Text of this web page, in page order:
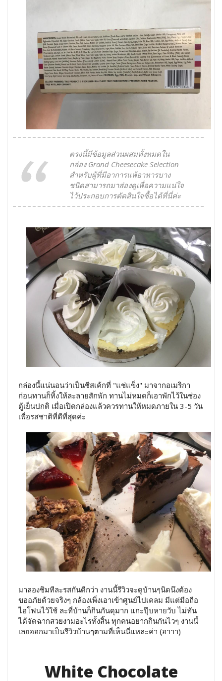
ตรงนี้มีข้อมูลส่วนผสมทั้งหมดใน
กล่อง Grand Cheesecake Selection
สำหรับผู้ที่มีอาการแพ้อาหารบาง
ชนิดสามารถมาส่องดูเพื่อความแน่ใจ
ไว้ประกอบการตัดสินใจซื้อได้ที่นี่ค่ะ
กล่องนี้แน่นอนว่าเป็นชีสเค้กที่ "แช่แข็ง" มาจากอเมริกา
ก่อนทานก็ทิ้งให้ละลายสักพัก ทานไม่หมดก็เอาพักไว้ในช่อง
ตู้เย็นปกติ เมื่อเปิดกล่องแล้วควรทานให้หมดภายใน 3-5 วัน
เพื่อรสชาติที่ดีที่สุดค่ะ
มาลองชิมทีละรสกันดีกว่า งานนี้รีวิวจะดูบ้านๆนิดนึงต้อง
ขออภัยด้วยจริงๆ กล้องเพิ่งเอาเข้าศูนย์ไปเคลม มีแต่มือถือ
ไอโฟนไว้ใช้ ละที่บ้านก็กินกันดุมาก แกะปุ๊บหายวับ ไม่ทัน
ได้จัดฉากสวยงามอะไรทั้งสิ้น ทุกคนอยากกินกันไวๆ งานนี้
เลยออกมาเป็นรีวิวบ้านๆตามที่เห็นนี่แหละค่า (ฺฮาาา)
White Chocolate